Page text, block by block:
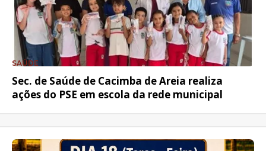
SAÚDE
Sec. de Saúde de Cacimba de Areia realiza
ações do PSE em escola da rede municipal